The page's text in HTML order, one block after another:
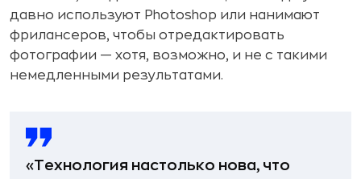
давно используют Photoshop или нанимают
фрилансеров, чтобы отредактировать
фотографии — хотя, возможно, и не с такими
немедленными результатами.
«Технология настолько нова, что